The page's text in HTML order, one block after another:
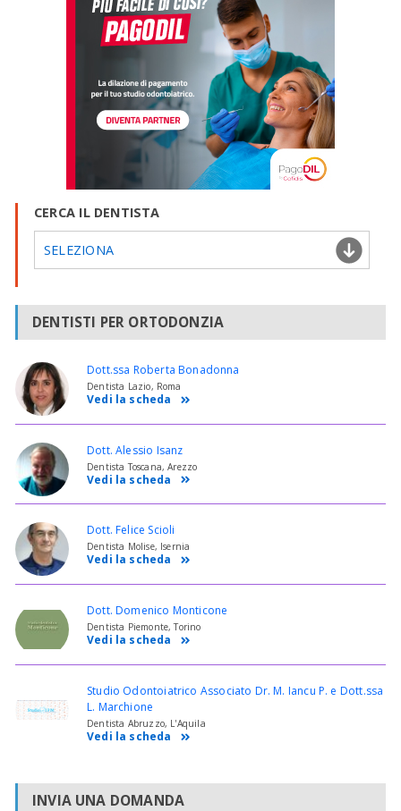
CERCA IL DENTISTA
SELEZIONA
DENTISTI PER ORTODONZIA
Dott.ssa Roberta Bonadonna
Dentista Lazio, Roma
Vedi la scheda
Dott. Alessio Isanz
Dentista Toscana, Arezzo
Vedi la scheda
Dott. Felice Scioli
Dentista Molise, Isernia
Vedi la scheda
Dott. Domenico Monticone
Dentista Piemonte, Torino
Vedi la scheda
Studio Odontoiatrico Associato Dr. M. Iancu P. e Dott.ssa
L. Marchione
Dentista Abruzzo, L'Aquila
Vedi la scheda
INVIA UNA DOMANDA